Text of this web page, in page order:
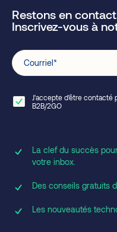
Restons en
Inscrivez-vous à
Courriel*
J'accepte d'être contacté
B2B/2GO
La clef du succès
votre inbox.
Des conseils gratuits
Les nouveautés